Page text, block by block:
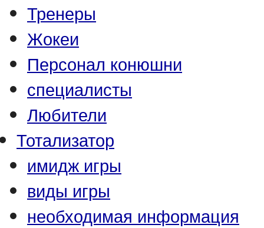
Тренеры
Жокеи
Персонал конюшни
специалисты
Любители
Тотализатор
имидж игры
виды игры
необходимая информация